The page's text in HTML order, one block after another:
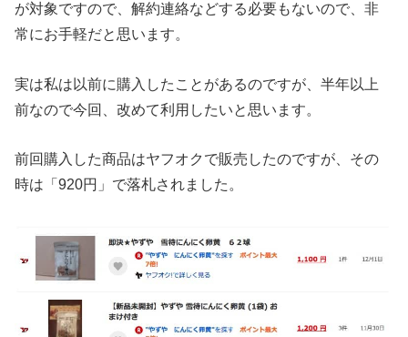
が対象ですので、解約連絡などする必要もないので、非
常にお手軽だと思います。
実は私は以前に購入したことがあるのですが、半年以上
前なので今回、改めて利用したいと思います。
前回購入した商品はヤフオクで販売したのですが、その
時は「920円」で落札されました。